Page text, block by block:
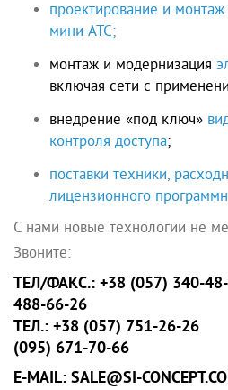
проектирование и
мини-АТС;
монтаж и модернизация
включая сети с
внедрение «под ключ»
контроля доступа;
поставки техники,
лицензионного
С нами новые технологии не
Звоните:
ТЕЛ/ФАКС.: +38 (057) 340-
488-66-26
ТЕЛ.: +38 (057) 751-
(095) 671-70-66
E-MAIL: SALE@SI-